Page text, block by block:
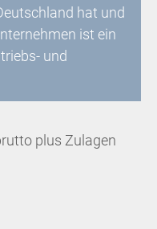
hat und
ist ein
und
plus Zulagen